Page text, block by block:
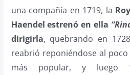
una compañía en 1719, la
Haendel estrenó en ella
dirigirla, quebrando en
reabrió reponiéndose al poco
más popular, y luego